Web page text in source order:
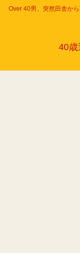
Over 40男、突然田舎か
40歳